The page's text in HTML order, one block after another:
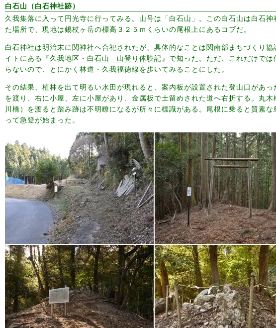
白石山（白石神社跡）
久我集落に入って円光寺に行ってみる。山号は「白石山」。この白石山は白石神
た場所で、現地は錫杖ヶ岳の標高３２５ｍくらいの尾根上にあるコブだ。
白石神社は明治末に関神社へ合祀されたが、具体的なことは関南部まちづくり協
イトにある『久我地区・白石山 山登り体験記』で知った。ただ、これだけでは
らないので、とにかく林道・久我福徳線を歩いてみることにした。
その結果、植林を出て明るい水田が現れると、案内板が設置された登山口があっ
を渡り、右に小屋、左に小屋があり、金属板で土留めされた道へ右折する。丸木
川橋）を渡ると踏み跡は不明瞭になるが所々に標識がある。尾根に乗ると質素な
って急登が始まった。